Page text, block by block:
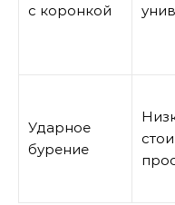
с коронкой
Ударное
бурение